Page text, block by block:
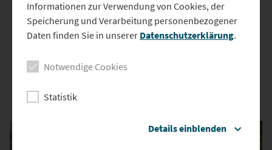
unter freiem Himmel schlafend. Sein Ziel war derLimes, die
historische Grenze des Römischen Reiches, die er auf dem
Limesweg entlangwanderte. ImLandkreis Kelheimerreichte er
außergewöhnliches Abenteuer endete.
Das könnte Sie auch interessieren
Informationen zur Verwendung von Cookies, der
Speicherung und Verarbeitung personenbezogener
Daten finden Sie in unserer Datenschutzerklärung.
Notwendige Cookies
Statistik
Details einblenden